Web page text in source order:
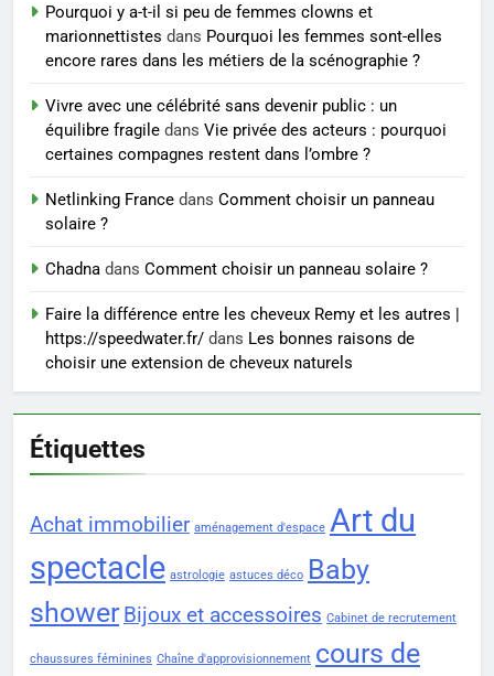
peau éclatante grâce à The
Ordinary
SANTÉ
7
Prévenir les chutes chez les
exercices
BIEN ÊTRE
8
trouver un accompagnement
sérieux à un tarif juste ?
BIEN ÊTRE
Pourquoi y a-t-il si peu de femmes clowns et
marionnettistes dans Pourquoi les femmes sont-elles
encore rares dans les métiers de la scénographie ?
Vivre avec une célébrité sans devenir public : un
équilibre fragile dans Vie privée des acteurs : pourquoi
certaines compagnes restent dans l’ombre ?
Netlinking France dans Comment choisir un panneau
solaire ?
Chadna dans Comment choisir un panneau solaire ?
Faire la différence entre les cheveux Remy et les autres |
https://speedwater.fr/ dans Les bonnes raisons de
choisir une extension de cheveux naturels
Étiquettes
Achat immobilier aménagement d'espace Art du
spectacle astrologie astuces déco Baby
shower Bijoux et accessoires Cabinet de recrutement
chaussures féminines Chaîne d'approvisionnement cours de